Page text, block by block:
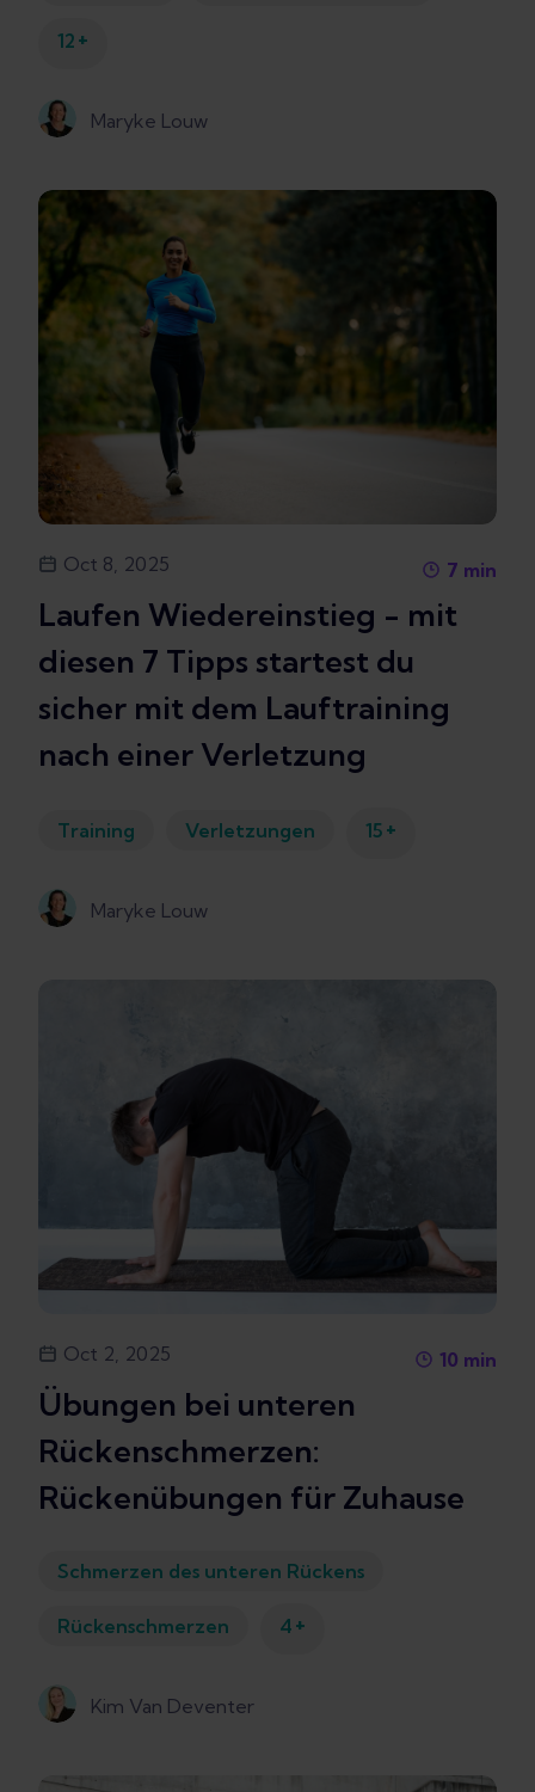
12 +
Maryke Louw
Oct 8, 2025 7 min
Laufen Wiedereinstieg - mit
diesen 7 Tipps startest du
sicher mit dem Lauftraining
nach einer Verletzung
Training Verletzungen 15 +
Maryke Louw
Oct 2, 2025 10 min
Übungen bei unteren
Rückenschmerzen:
Rückenübungen für Zuhause
Schmerzen des unteren Rückens
Rückenschmerzen 4 +
Kim Van Deventer